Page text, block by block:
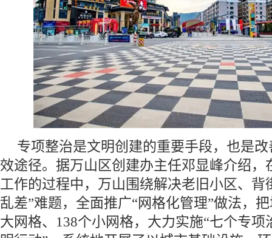
专项整治是文明创建的重要手段‌，也是
效途径。据万山区创建办主任邓显峰介绍，
工作的过程中，万山围绕解决老旧小区、背
乱差”难题，全面推广“网格化管理”做法，
大网格、138个小网格，大力实施“七个专项